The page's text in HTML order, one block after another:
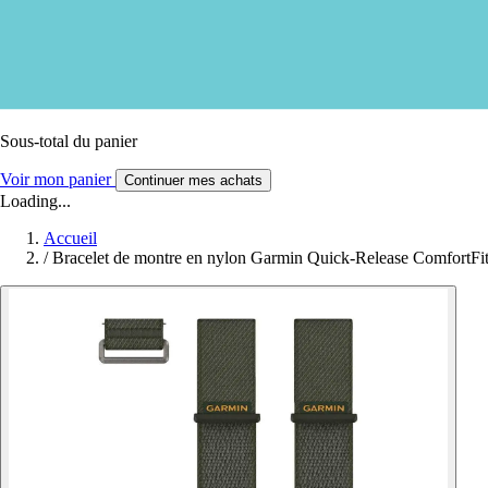
Sous-total du panier
Voir mon panier Continuer mes achats
Loading...
Accueil
/ Bracelet de montre en nylon Garmin Quick-Release ComfortFit